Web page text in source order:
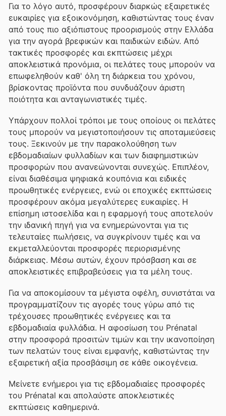
Για το λόγο αυτό, προσφέρουν διαρκώς εξαιρετικές
ευκαιρίες για εξοικονόμηση, καθιστώντας τους έναν
από τους πιο αξιόπιστους προορισμούς στην Ελλάδα
για την αγορά βρεφικών και παιδικών ειδών. Από
τακτικές προσφορές και εκπτώσεις μέχρι
αποκλειστικά προνόμια, οι πελάτες τους μπορούν να
επωφεληθούν καθ' όλη τη διάρκεια του χρόνου,
βρίσκοντας προϊόντα που συνδυάζουν άριστη
ποιότητα και ανταγωνιστικές τιμές.
Υπάρχουν πολλοί τρόποι με τους οποίους οι πελάτες
τους μπορούν να μεγιστοποιήσουν τις αποταμιεύσεις
τους. Ξεκινούν με την παρακολούθηση των
εβδομαδιαίων φυλλαδίων και των διαφημιστικών
προσφορών που ανανεώνονται συνεχώς. Επιπλέον,
είναι διαθέσιμα ψηφιακά κουπόνια και ειδικές
προωθητικές ενέργειες, ενώ οι εποχικές εκπτώσεις
προσφέρουν ακόμα μεγαλύτερες ευκαιρίες. Η
επίσημη ιστοσελίδα και η εφαρμογή τους αποτελούν
την ιδανική πηγή για να ενημερώνονται για τις
τελευταίες πωλήσεις, να συγκρίνουν τιμές και να
εκμεταλλεύονται προσφορές περιορισμένης
διάρκειας. Μέσω αυτών, έχουν πρόσβαση και σε
αποκλειστικές επιβραβεύσεις για τα μέλη τους.
Για να αποκομίσουν τα μέγιστα οφέλη, συνιστάται να
προγραμματίζουν τις αγορές τους γύρω από τις
τρέχουσες προωθητικές ενέργειες και τα
εβδομαδιαία φυλλάδια. Η αφοσίωση του Prénatal
στην προσφορά προσιτών τιμών και την ικανοποίηση
των πελατών τους είναι εμφανής, καθιστώντας την
εξαιρετική αξία προσβάσιμη σε κάθε οικογένεια.
Μείνετε ενήμεροι για τις εβδομαδιαίες προσφορές
του Prénatal και απολαύστε αποκλειστικές
εκπτώσεις καθημερινά.